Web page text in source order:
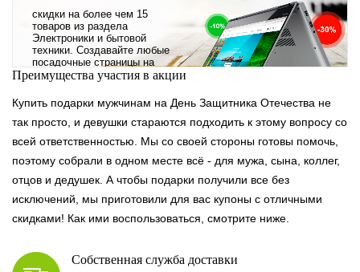
бытовой техники
скидки на более чем 15
товаров из раздела
Электроники и бытовой
техники. Создавайте любые
посадочные страницы на
основе акций. Добавляйте
текст, можно сделать
полноценный баннер, сделать
обычную картинку или
вообще не добавлять
фотографию, в любом
случае это будет выглядеть
отлично.
Преимущества участия в акции
Купить подарки мужчинам на День Защитника Отечества не
так просто, и девушки стараются подходить к этому вопросу со
всей ответственностью. Мы со своей стороны готовы помочь,
поэтому собрали в одном месте всё - для мужа, сына, коллег,
отцов и дедушек. А чтобы подарки получили все без
исключений, мы приготовили для вас купоны с отличными
скидками! Как ими воспользоваться, смотрите ниже.
Собственная служба доставки